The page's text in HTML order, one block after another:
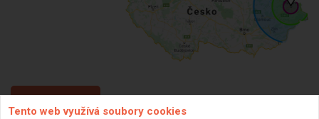
ZPĚT
Tento web využívá soubory cookies